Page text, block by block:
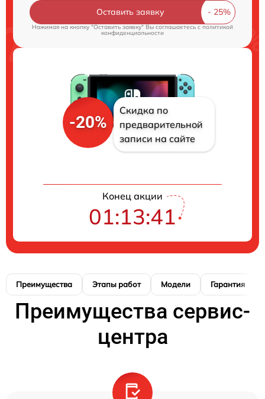
Оставить заявку
Нажимая на кнопку "Оставить заявку" Вы соглашаетесь c политикой
конфиденциальности
-20%
Скидка по
предварительной
записи на сайте
Конец акции
01:13:41
Преимущества Этапы работ Модели Гарантия
Преимущества сервис-
центра